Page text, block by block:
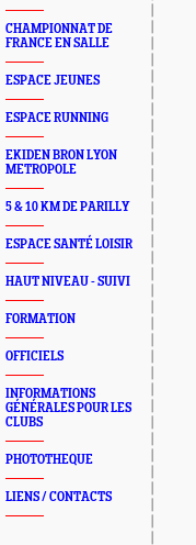
CHAMPIONNAT DE
FRANCE EN SALLE
ESPACE JEUNES
ESPACE RUNNING
EKIDEN BRON LYON
METROPOLE
5 & 10 KM DE PARILLY
ESPACE SANTÉ LOISIR
HAUT NIVEAU - SUIVI
FORMATION
OFFICIELS
INFORMATIONS
GÉNÉRALES POUR LES
CLUBS
PHOTOTHEQUE
LIENS / CONTACTS